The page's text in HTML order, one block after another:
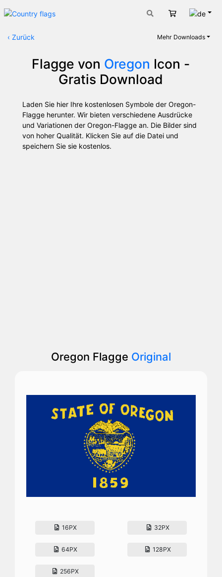
Warenkorb
‹ Zurück Mehr Downloads
Flagge von Oregon Icon -
Gratis Download
Laden Sie hier Ihre kostenlosen Symbole der Oregon-
Flagge herunter. Wir bieten verschiedene Ausdrücke
und Variationen der Oregon-Flagge an. Die Bilder sind
von hoher Qualität. Klicken Sie auf die Datei und
speichern Sie sie kostenlos.
Oregon Flagge Original
16PX 32PX
64PX 128PX
256PX